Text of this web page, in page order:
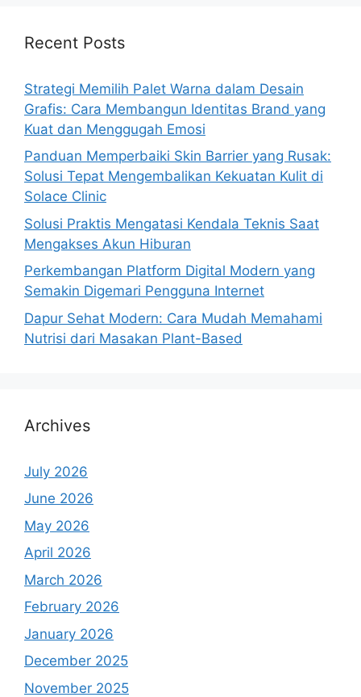
Recent Posts
Strategi Memilih Palet Warna dalam Desain
Grafis: Cara Membangun Identitas Brand yang
Kuat dan Menggugah Emosi
Panduan Memperbaiki Skin Barrier yang Rusak:
Solusi Tepat Mengembalikan Kekuatan Kulit di
Solace Clinic
Solusi Praktis Mengatasi Kendala Teknis Saat
Mengakses Akun Hiburan
Perkembangan Platform Digital Modern yang
Semakin Digemari Pengguna Internet
Dapur Sehat Modern: Cara Mudah Memahami
Nutrisi dari Masakan Plant-Based
Archives
July 2026
June 2026
May 2026
April 2026
March 2026
February 2026
January 2026
December 2025
November 2025